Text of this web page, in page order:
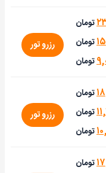
تومان
تومان
تومان
رزرو تور
تومان
تومان
تومان
رزرو تور
تومان